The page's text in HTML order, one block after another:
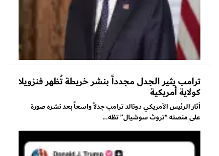
ترامب يثير الجدل مجدداً بنشر خريطة تُظهر فنزويلا
كولاية أمريكية
أثار الرئيس الأمريكي دونالد ترامب جدلاً واسعاً بعد نشره صورة
على منصته “تروث سوشيال” تظه...